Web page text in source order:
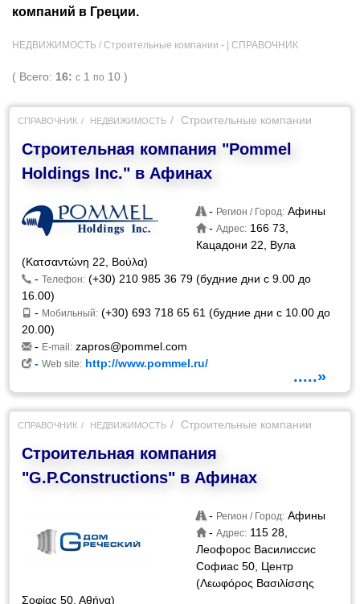
компаний в Греции.
НЕДВИЖИМОСТЬ / Строительные компании - | СПРАВОЧНИК
( Всего: 16: с 1 по 10 )
СПРАВОЧНИК НЕДВИЖИМОСТЬ Строительные компании
Строительная компания "Pommel
Holdings Inc." в Афинах
- Регион / Город: Афины
-Адрес: 166 73,
Кацадони 22, Вула
(Κατσαντώνη 22, Βούλα)
-Телефон: (+30) 210 985 36 79 (будние дни с 9.00 до
16.00)
- Мобильный: (+30) 693 718 65 61 (будние дни с 10.00 до
20.00)
- E-mail: zapros@pommel.com
-Web site: http://www.pommel.ru/
.....»
СПРАВОЧНИК НЕДВИЖИМОСТЬ Строительные компании
Строительная компания
"G.P.Constructions" в Афинах
- Регион / Город: Афины
-Адрес: 115 28,
Леофорос Василиссис
Софиас 50, Центр
(Λεωφόρος Βασιλίσσης
Σοφίας 50, Αθήνα)